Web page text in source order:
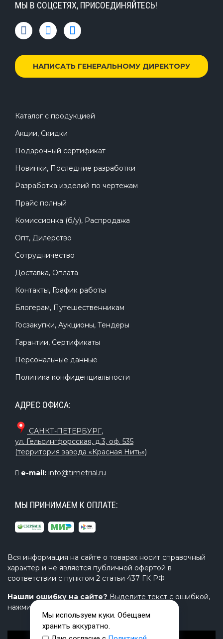
МЫ В СОЦСЕТЯХ, ПРИСОЕДИНЯЙТЕСЬ!
НАПИСАТЬ ГЕНЕРАЛЬНОМУ ДИРЕКТОРУ
Каталог с продукцией
Акции, Скидки
Подарочный сертификат
Новинки, Последние разработки
Разработка изделий по чертежам
Прайс полный
Комиссионка (б/у), Распродажа
Опт, Дилерство
Сотрудничество
Доставка, Оплата
Контакты, График работы
Блогерам, Путешественникам
Госзакупки, Аукционы, Тендеры
Гарантии, Сертификаты
Персональные данные
Политика конфиденциальности
АДРЕС ОФИСА:
САНКТ-ПЕТЕРБУРГ,
ул. Гельсингфорсская, д.3, оф. 535
(территория завода «Красная Нить»)
e-mail: info@timetrial.ru
МЫ ПРИНИМАЕМ К ОПЛАТЕ:
Вся информация на сайте о товарах носит справочный
характер и не является публичной офертой в
соответствии с пунктом 2 статьи 437 ГК РФ
Нашли ошибку на сайте? Выделите текст с ошибкой,
нажмите Ctrl+Enter и напишите нам.
Мы используем куки. Обещаем
хранить аккуратно.